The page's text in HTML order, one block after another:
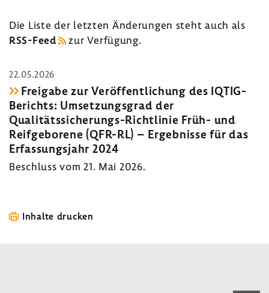
Die Liste der letzten Ände­rungen steht auch als
RSS-​Feed
zur Verfü­gung.
22.05.2026
Frei­gabe zur Veröf­fent­li­chung des IQTIG-​
Berichts: Umset­zungs­grad der
Qualitätssicherungs-​Richtlinie Früh- und
Reif­ge­bo­rene (QFR-RL) – Ergeb­nisse für das
Erfas­sungs­jahr 2024
Beschluss vom 21. Mai 2026.
Inhalte drucken